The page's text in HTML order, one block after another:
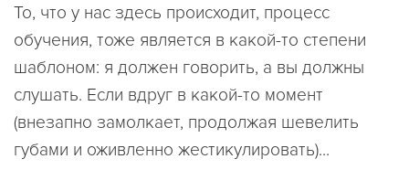
То, что у нас здесь происходит, процесс
обучения, тоже является в какой-то степени
шаблоном: я должен говорить, а вы должны
слушать. Если вдруг в какой-то момент
(внезапно замолкает, продолжая шевелить
губами и оживленно жестикулировать)...